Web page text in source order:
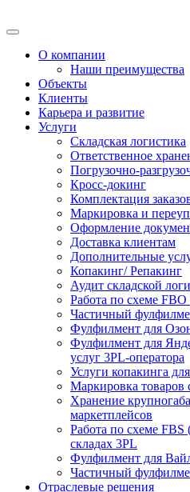
О компании
Наши преимущества
Объекты
Клиенты
Карьера и развитие
Услуги
Складская логистика
Ответственное
Погрузочно-
Кросс-докинг
Комплектация
Маркировка и
Оформление
Доставка клиентам
Дополнительные
Копакинг/ Репакинг
Аудит складской
Работа по схеме
Частичный
Фулфилмент для
Фулфилмент для
услуг 3PL-оператора
Услуги копакинга
Маркировка
Хранение
маркетплейсов
Работа по схеме
складах 3PL
Фулфилмент для
Частичный
Отраслевые решения